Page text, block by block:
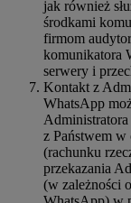
jak również
środkami
firmom
komunikatora
serwery i
Kontakt z
WhatsApp
z Państwem w
(rachunku
przekazania
(w zależności